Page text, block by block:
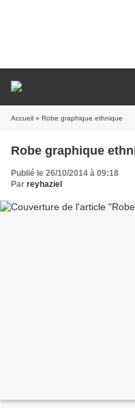
Accueil » Robe graphique ethnique
Robe graphique
Publié le 26/10/2014 à 09:18
Par reyhaziel